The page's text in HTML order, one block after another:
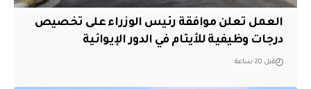
العمل تعلن موافقة رئيس الوزراء على تخصيص
درجات وظيفية للأيتام في الدور الإيوائية
قبل 20 ساعة